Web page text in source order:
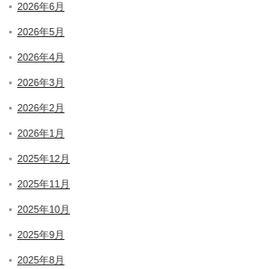
2026年6月
2026年5月
2026年4月
2026年3月
2026年2月
2026年1月
2025年12月
2025年11月
2025年10月
2025年9月
2025年8月